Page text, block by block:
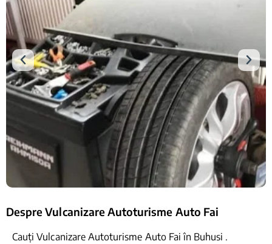
Despre Vulcanizare Autoturisme Auto Fai
Cauți Vulcanizare Autoturisme Auto Fai în Buhusi .